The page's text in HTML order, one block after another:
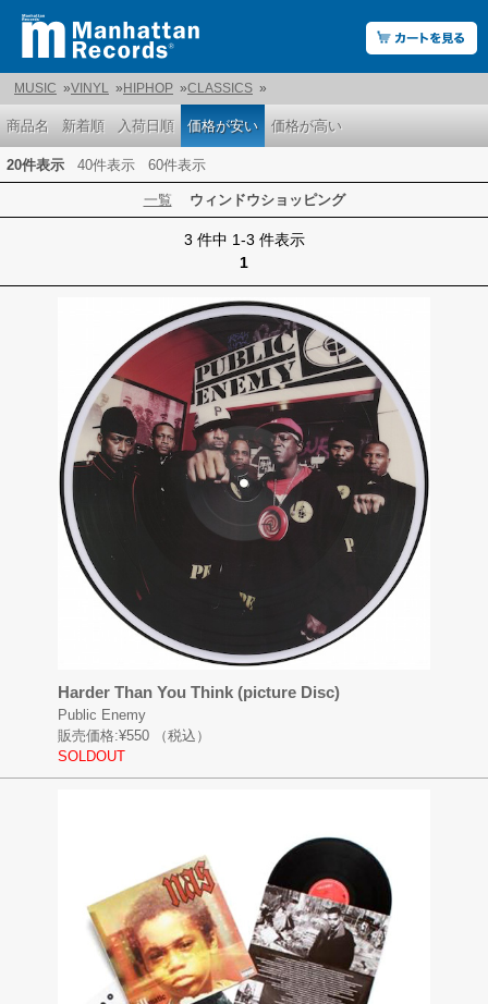
MUSIC »VINYL » HIPHOP »CLASSICS »
商品名 新着順 入荷日順 価格が安い 価格が高い
20件表示 40件表示 60件表示
一覧 ウィンドウショッピング
3 件中 1-3 件表示
1
Harder Than You Think (picture Disc)
Public Enemy
販売価格:¥550
（税込）
SOLDOUT